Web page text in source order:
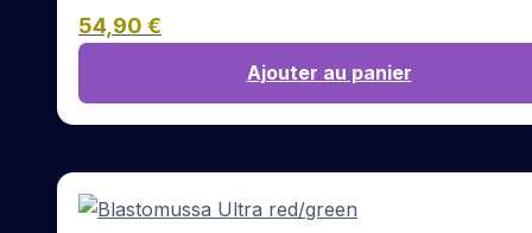
54,90 €
Ajouter au panier